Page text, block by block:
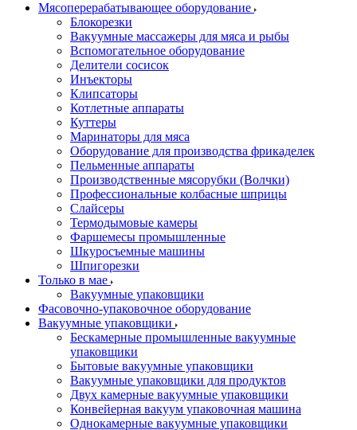
Мясоперерабатывающее оборудование
Блокорезки
Вакуумные массажеры для мяса и рыбы
Вспомогательное оборудование
Делители сосисок
Инъекторы
Клипсаторы
Котлетные аппараты
Куттеры
Маринаторы для мяса
Оборудование для производства фрикаделек
Пельменные аппараты
Производственные мясорубки (Волчки)
Профессиональные колбасные шприцы
Слайсеры
Термодымовые камеры
Фаршемесы промышленные
Шкуросъемные машины
Шпигорезки
Только в мае
Вакуумные упаковщики
Фасовочно-упаковочное оборудование
Вакуумные упаковщики
Бескамерные промышленные вакуумные
упаковщики
Бытовые вакуумные упаковщики
Вакуумные упаковщики для продуктов
Двух камерные вакуумные упаковщики
Конвейерная вакуум упаковочная машина
Однокамерные вакуумные упаковщики